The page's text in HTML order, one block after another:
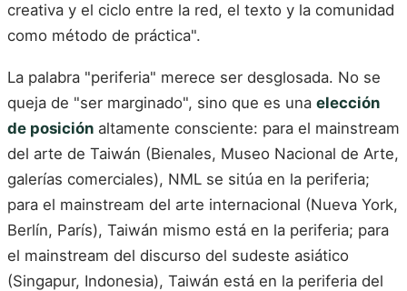
creativa y el ciclo entre la red, el texto y la comunidad
como método de práctica".
La palabra "periferia" merece ser desglosada. No se
queja de "ser marginado", sino que es una elección
de posición altamente consciente: para el mainstream
del arte de Taiwán (Bienales, Museo Nacional de Arte,
galerías comerciales), NML se sitúa en la periferia;
para el mainstream del arte internacional (Nueva York,
Berlín, París), Taiwán mismo está en la periferia; para
el mainstream del discurso del sudeste asiático
(Singapur, Indonesia), Taiwán está en la periferia del